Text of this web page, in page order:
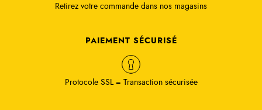
Retirez votre commande dans nos magasins
PAIEMENT SÉCURISÉ
Protocole SSL = Transaction sécurisée